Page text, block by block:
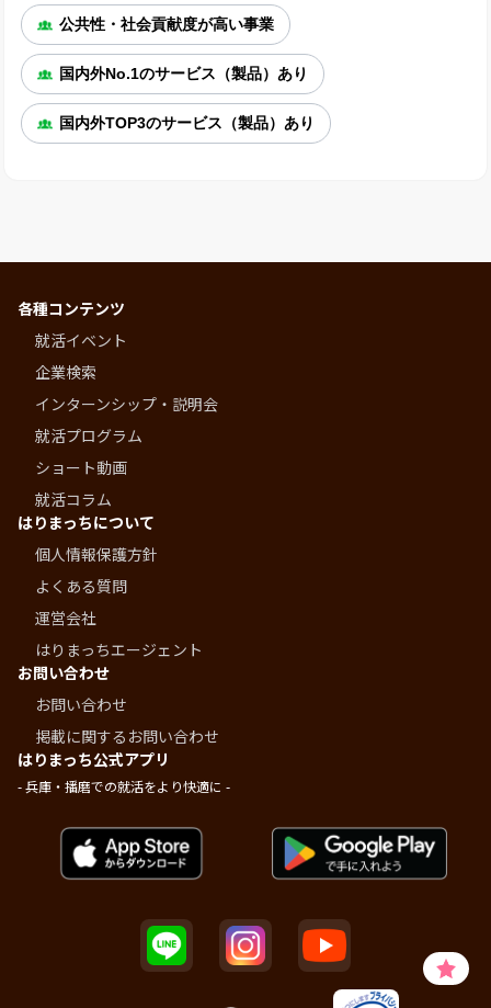
公共性・社会貢献度が高い事業
国内外No.1のサービス（製品）あり
国内外TOP3のサービス（製品）あり
各種コンテンツ
就活イベント
企業検索
インターンシップ・説明会
就活プログラム
ショート動画
就活コラム
はりまっちについて
個人情報保護方針
よくある質問
運営会社
はりまっちエージェント
お問い合わせ
お問い合わせ
掲載に関するお問い合わせ
はりまっち公式アプリ
- 兵庫・播磨での就活をより快適に -